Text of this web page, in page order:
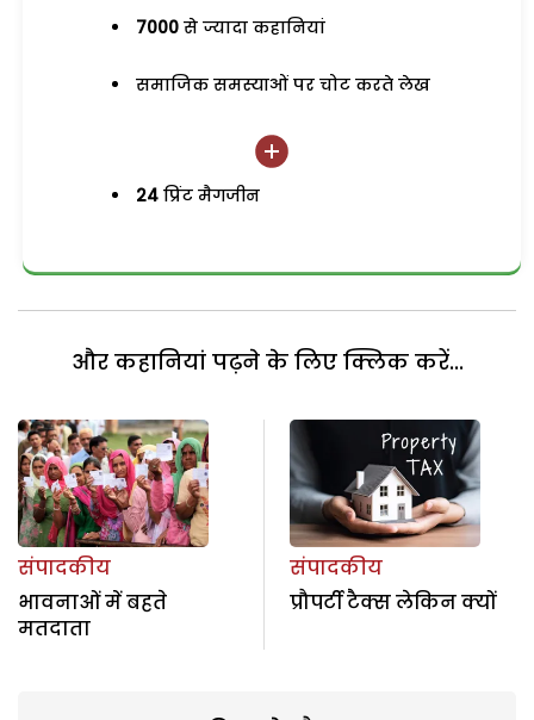
7000 से ज्यादा कहानियां
समाजिक समस्याओं पर चोट करते लेख
24 प्रिंट मैगजीन
और कहानियां पढ़ने के लिए क्लिक करें...
संपादकीय
भावनाओं में बहते
मतदाता
संपादकीय
प्रौपर्टी टैक्स लेकिन क्यों